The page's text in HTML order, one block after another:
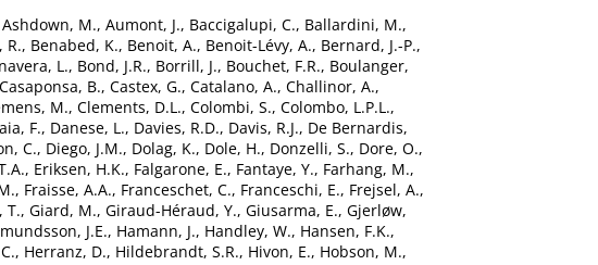
Ashdown, M., Aumont, J., Baccigalupi, C., Ballardini, M.,
R., Benabed, K., Benoit, A., Benoit-Lévy, A., Bernard, J.-P.,
L., Bond, J.R., Borrill, J., Bouchet, F.R., Boulanger,
Casaponsa, B., Castex, G., Catalano, A., Challinor, A.,
M., Clements, D.L., Colombi, S., Colombo, L.P.L.,
F., Danese, L., Davies, R.D., Davis, R.J., De Bernardis,
C., Diego, J.M., Dolag, K., Dole, H., Donzelli, S., Dore, O.,
, Eriksen, H.K., Falgarone, E., Fantaye, Y., Farhang, M.,
, Fraisse, A.A., Franceschet, C., Franceschi, E., Frejsel, A.,
T., Giard, M., Giraud-Héraud, Y., Giusarma, E., Gjerløw,
J.E., Hamann, J., Handley, W., Hansen, F.K.,
, Herranz, D., Hildebrandt, S.R., Hivon, E., Hobson, M.,